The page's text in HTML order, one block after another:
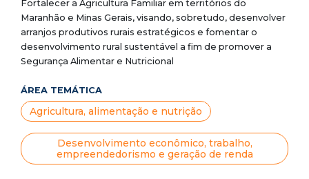
Fortalecer a Agricultura Familiar em territórios do
Maranhão e Minas Gerais, visando, sobretudo, desenvolver
arranjos produtivos rurais estratégicos e fomentar o
desenvolvimento rural sustentável a fim de promover a
Segurança Alimentar e Nutricional
ÁREA TEMÁTICA
Agricultura, alimentação e nutrição
Desenvolvimento econômico, trabalho,
empreendedorismo e geração de renda